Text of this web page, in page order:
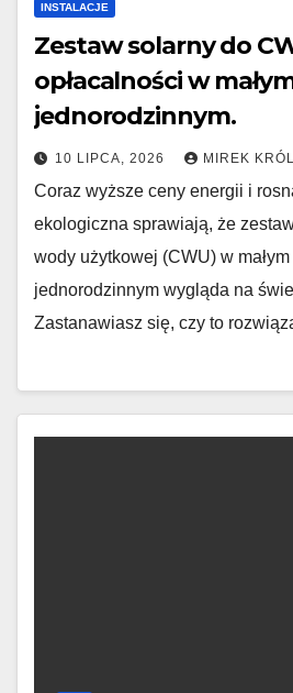
INSTALACJE
Zestaw solarny do
opłacalności w
jednorodzinnym.
10 LIPCA, 2026 MIREK KRÓL
Coraz wyższe ceny energii i
ekologiczna sprawiają, że
wody użytkowej (CWU) w
jednorodzinnym wygląda na
Zastanawiasz się, czy to